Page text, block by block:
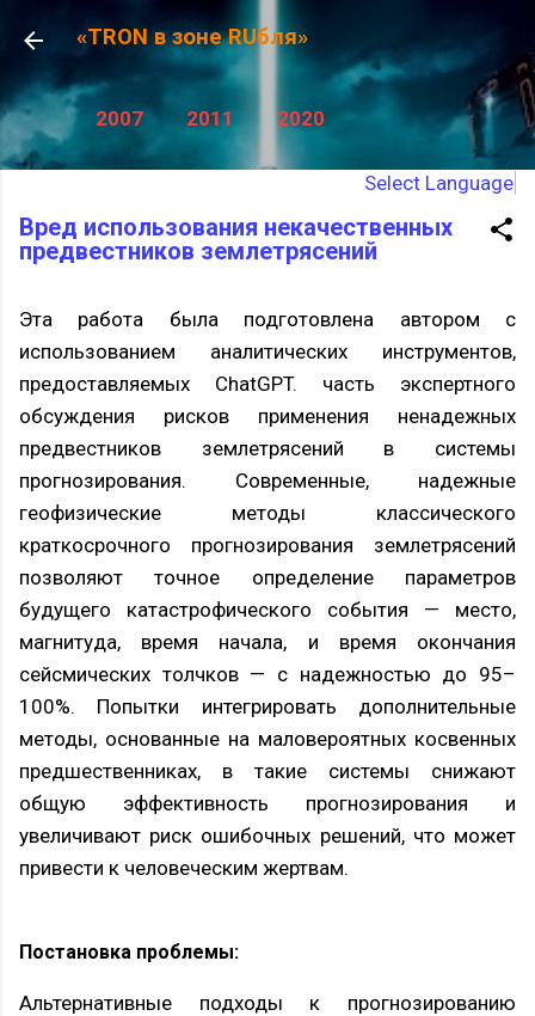
К основному контенту
«TRON в зоне RUбля»
2007 2011 2020
Select Language
Вред использования некачественных
предвестников землетрясений
Эта работа была подготовлена автором с
использованием аналитических инструментов,
предоставляемых ChatGPT. часть экспертного
обсуждения рисков применения ненадежных
предвестников землетрясений в системы
прогнозирования. Современные, надежные
геофизические методы классического
краткосрочного прогнозирования землетрясений
позволяют точное определение параметров
будущего катастрофического события — место,
магнитуда, время начала, и время окончания
сейсмических толчков — с надежностью до 95–
100%. Попытки интегрировать дополнительные
методы, основанные на маловероятных косвенных
предшественниках, в такие системы снижают
общую эффективность прогнозирования и
увеличивают риск ошибочных решений, что может
привести к человеческим жертвам.
Постановка проблемы:
Альтернативные подходы к прогнозированию